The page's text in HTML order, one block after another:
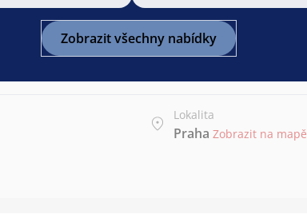
Zobrazit všechny nabídky
Lokalita
Praha Zobrazit na mapě